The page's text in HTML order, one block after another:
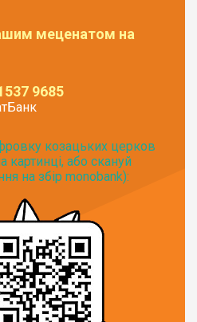
меценатом на
9685
козацьких церков
картинці, або скануй
на збір monobank):